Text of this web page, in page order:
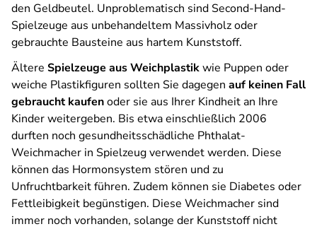
den Geldbeutel. Unproblematisch sind Second-Hand-
Spielzeuge aus unbehandeltem Massivholz oder
gebrauchte Bausteine aus hartem Kunststoff.
Ältere Spielzeuge aus Weichplastikwie Puppen oder
weiche Plastikfiguren sollten Sie dagegen auf keinen Fall
gebraucht kaufenoder sie aus Ihrer Kindheit an Ihre
Kinder weitergeben. Bis etwa einschließlich 2006
durften noch gesundheitsschädliche Phthalat-
Weichmacher in Spielzeug verwendet werden. Diese
können das Hormonsystem stören und zu
Unfruchtbarkeit führen. Zudem können sie Diabetes oder
Fettleibigkeit begünstigen. Diese Weichmacher sind
immer noch vorhanden, solange der Kunststoff nicht